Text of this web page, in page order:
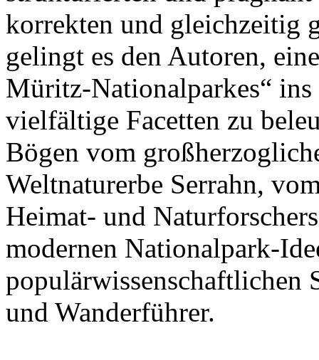
korrekten und gleichzeitig
gelingt es den Autoren,
Müritz-Nationalparkes“
vielfältige Facetten zu
Bögen vom
Weltnaturerbe Serrahn,
Heimat- und
modernen Nationalpark-
populärwissenschaftlichen
und Wanderführer.